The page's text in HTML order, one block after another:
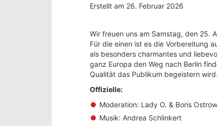
Erstellt am 26. Februar 2026
Wir freuen uns am Samstag, den 25.
Für die einen ist es die Vorbereitung
als besonders charmantes und
ganz Europa den Weg nach Berlin
Qualität das Publikum begeistern wird.
Offizielle:
Moderation: Lady O. & Boris
Musik: Andrea Schlinkert